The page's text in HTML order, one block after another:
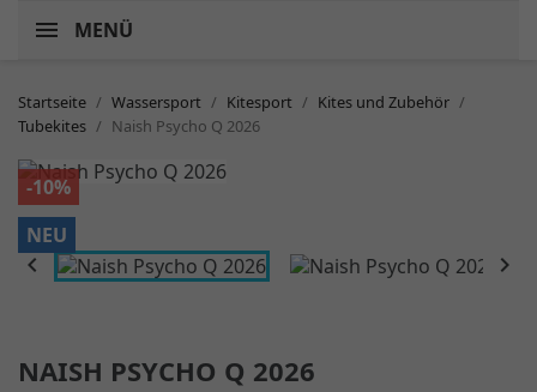
MENÜ
Startseite Wassersport Kitesport
Kites und Zubehör
Tubekites
Naish Psycho Q 2026
-10%
NEU
 
NAISH PSYCHO Q 2026